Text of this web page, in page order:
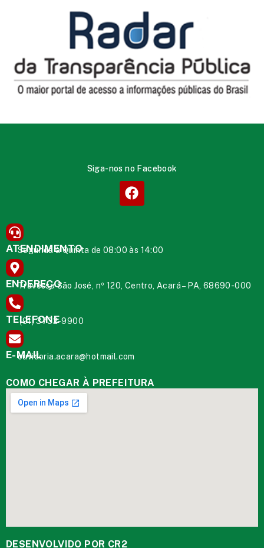
Siga-nos no Facebook
ATENDIMENTO
Segunda à Quinta de 08:00 às 14:00
ENDEREÇO
Travessa São José, nº 120, Centro, Acará – PA, 68690-000
TELEFONE
(91) 3732-9900
E-MAIL
ouvidoria.acara@hotmail.com
COMO CHEGAR À PREFEITURA
DESENVOLVIDO POR CR2